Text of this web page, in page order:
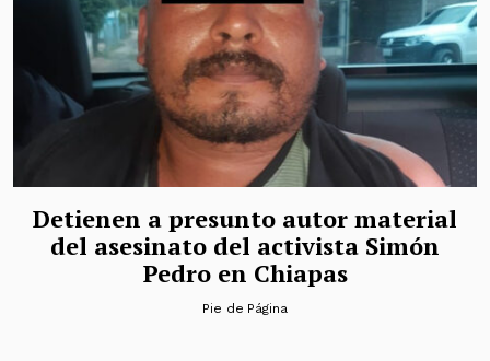
Detienen a presunto autor material
del asesinato del activista Simón
Pedro en Chiapas
Pie de Página